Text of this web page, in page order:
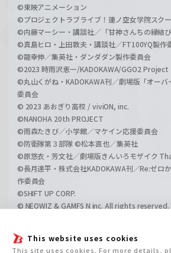
This website uses cookies
This site uses cookies. For more details,
©東映アニメーション
©プロジェクトラブライブ！蓮ノ空女学院スク
©内藤マーシー・講談社／「甘神さんちの縁結
©真島ヒロ・上田敦夫・講談社／FT100YQ製作
©龍幸伸／集英社・ダンダダン製作委員会
©2023 時雨沢恵一/KADOKAWA/GGO2 Project
©丸山くがね・KADOKAWA刊／劇場版「オー
委員会
© 2023 あおぎり高校 / viviON, inc.
©NANOHA 20th PROJECT
©雨森たきび／小学館／マケイン応援委員会
©防衛隊第３部隊 ©松本直也／集英社
©原悠衣・芳文社／劇場版きんいろモザイク
©長月達平・株式会社KADOKAWA刊／Re:ゼロ
作委員会
©SHIFT UP CORP.
© NEOWIZ & GAMFS N inc. All rights reserved.
©GIRLS und PANZER Film Projekt